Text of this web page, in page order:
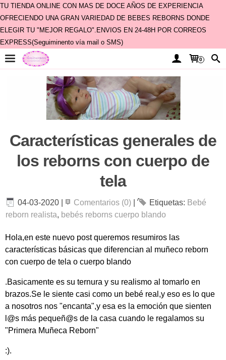
TU TIENDA ONLINE CON MAS DE DOCE AÑOS DE EXPERIENCIA
OFRECIENDO UNA GRAN VARIEDAD DE BEBES REBORNS DONDE
ELEGIR TU "MEJOR REGALO".ENVIOS EN 24-48H POR CORREOS
EXPRESS(Seguiminento vía mail o SMS)
0
Características generales de
los reborns con cuerpo de
tela
04-03-2020 Comentarios (0) Etiquetas: Bebé
reborn realista, bebés reborns cuerpo blando
Hola,en este nuevo post queremos resumiros las
características básicas que diferencian al muñeco reborn
con cuerpo de tela o cuerpo blando
.Basicamente es su ternura y su realismo al tomarlo en
brazos.Se le siente casi como un bebé real,y eso es lo que
a nosotros nos "encanta",y esa es la emoción que sienten
l@s más pequeñ@s de la casa cuando le regalamos su
"Primera Muñeca Reborn"
:).